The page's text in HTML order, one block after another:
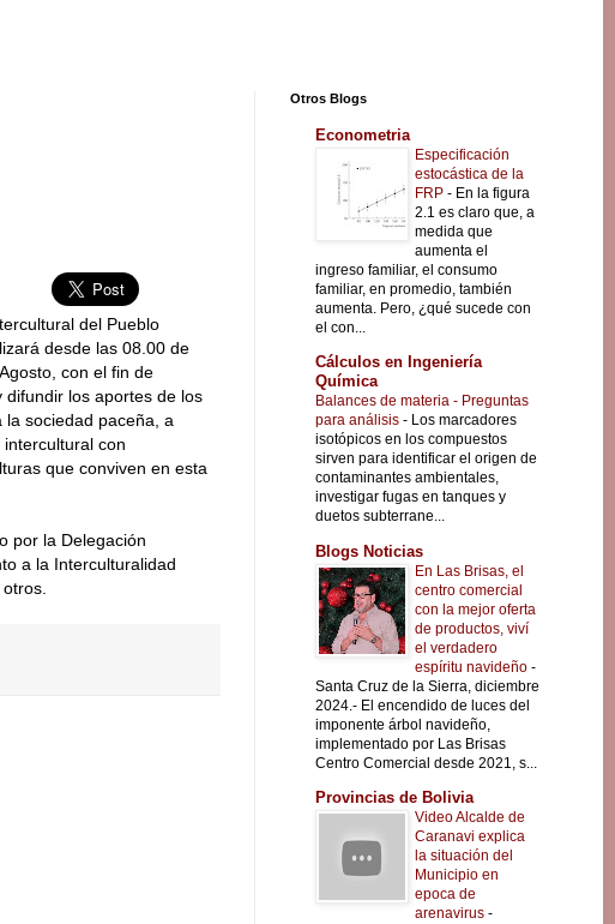
del Pueblo
desde las 08.00 de
con el fin de
difundir los aportes de los
la sociedad paceña, a
con
que conviven en esta
por la Delegación
a la Interculturalidad
Otros Blogs
Econometria
Especificación
estocástica de la
FRP - En la figura
2.1 es claro que, a
medida que
aumenta el
ingreso familiar, el consumo
familiar, en promedio, también
aumenta. Pero, ¿qué sucede con
el con...
Cálculos en Ingeniería
Química
Balances de materia - Preguntas
para análisis - Los marcadores
isotópicos en los compuestos
sirven para identificar el origen de
contaminantes ambientales,
investigar fugas en tanques y
duetos subterrane...
Blogs Noticias
En Las Brisas, el
centro comercial
con la mejor oferta
de productos, viví
el verdadero
espíritu navideño -
Santa Cruz de la Sierra, diciembre
2024.- El encendido de luces del
imponente árbol navideño,
implementado por Las Brisas
Centro Comercial desde 2021, s...
Provincias de Bolivia
Video Alcalde de
Caranavi explica
la situación del
Municipio en
epoca de
arenavirus -